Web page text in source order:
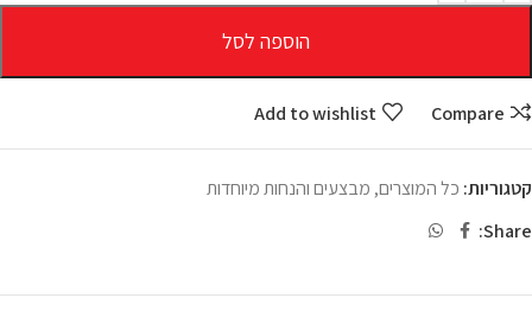
הוספה לסל
Compare
Add to wishlist
קטגוריות: כל המוצרים, מבצעים והנחות מיוחדות
Share: